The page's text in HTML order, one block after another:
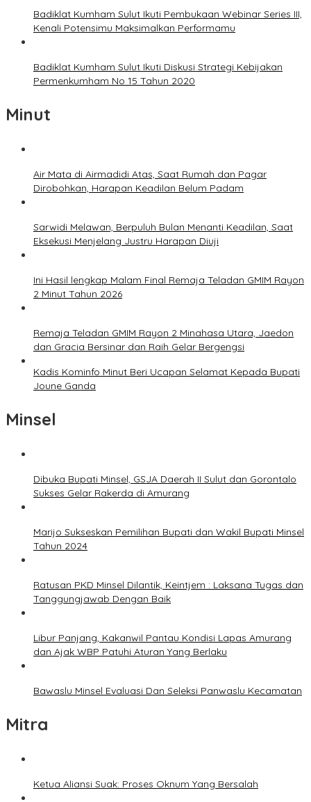
Badiklat Kumham Sulut Ikuti Pembukaan Webinar Series III,
Kenali Potensimu Maksimalkan Performamu
Badiklat Kumham Sulut Ikuti Diskusi Strategi Kebijakan
Permenkumham No 15 Tahun 2020
Minut
Air Mata di Airmadidi Atas, Saat Rumah dan Pagar
Dirobohkan, Harapan Keadilan Belum Padam
Sarwidi Melawan, Berpuluh Bulan Menanti Keadilan, Saat
Eksekusi Menjelang Justru Harapan Diuji
Ini Hasil lengkap Malam Final Remaja Teladan GMIM Rayon
2 Minut Tahun 2026
Remaja Teladan GMIM Rayon 2 Minahasa Utara, Jaedon
dan Gracia Bersinar dan Raih Gelar Bergengsi
Kadis Kominfo Minut Beri Ucapan Selamat Kepada Bupati
Joune Ganda
Minsel
Dibuka Bupati Minsel, GSJA Daerah II Sulut dan Gorontalo
Sukses Gelar Rakerda di Amurang
Marijo Sukseskan Pemilihan Bupati dan Wakil Bupati Minsel
Tahun 2024
Ratusan PKD Minsel Dilantik, Keintjem : Laksana Tugas dan
Tanggungjawab Dengan Baik
Libur Panjang, Kakanwil Pantau Kondisi Lapas Amurang
dan Ajak WBP Patuhi Aturan Yang Berlaku
Bawaslu Minsel Evaluasi Dan Seleksi Panwaslu Kecamatan
Mitra
Ketua Aliansi Suak: Proses Oknum Yang Bersalah